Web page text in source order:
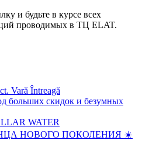
и будьте в курсе всех
проводимых в ТЦ ELAT.
Vară Întreagă
больших скидок и безумных
WATER
НОВОГО ПОКОЛЕНИЯ ☀️